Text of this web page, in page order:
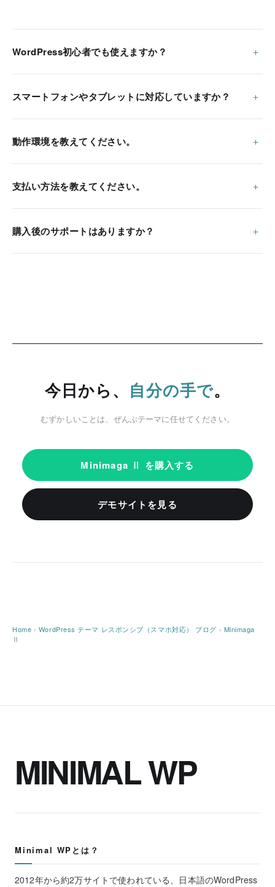
WordPress初心者でも使えますか？
スマートフォンやタブレットに対応していますか？
動作環境を教えてください。
支払い方法を教えてください。
購入後のサポートはありますか？
今日から、 自分の手で。
むずかしいことは、ぜんぶテーマに任せてください。
Minimaga Ⅱ を購入する
デモサイトを見る
Home › WordPress テーマ レスポンシブ（スマホ対応） ブログ › Minimaga
Ⅱ
MINIMAL WP
Minimal WPとは？
2012年から約2万サイトで使われている、日本語のWordPress